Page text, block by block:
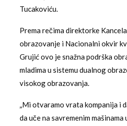
Tucakoviću.
Prema rečima direktorke
obrazovanje i Nacionalni okvir
Grujić ovo je snažna podrška
mladima u sistemu dualnog
visokog obrazovanja.
„Mi otvaramo vrata kompanija i
da uče na savremenim mašinama